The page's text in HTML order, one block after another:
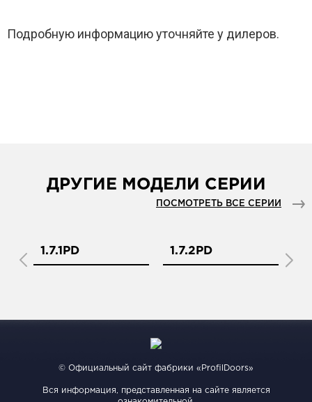
Подробную информацию уточняйте у дилеров.
ДРУГИЕ МОДЕЛИ СЕРИИ
ПОСМОТРЕТЬ ВСЕ СЕРИИ
1.7.1PD 1.7.2PD
© Официальный сайт фабрики «ProfilDoors»
Вся информация, представленная на сайте является